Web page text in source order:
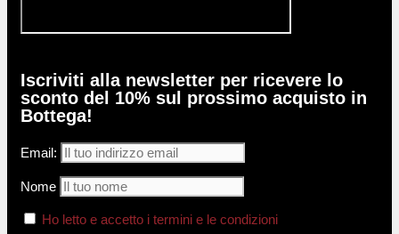
Iscriviti alla newsletter per ricevere lo
sconto del 10% sul prossimo acquisto in
Bottega!
Email:
Nome
Ho letto e accetto i termini e le condizioni